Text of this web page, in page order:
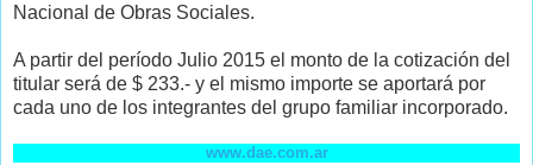
Nacional de Obras Sociales.
A partir del período Julio 2015 el monto de la cotización del
titular será de $ 233.- y el mismo importe se aportará por
cada uno de los integrantes del grupo familiar incorporado.
www.dae.com.ar